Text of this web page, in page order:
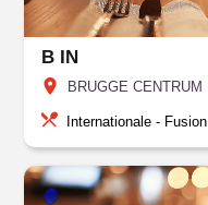
B IN
BRUGGE CENTRUM
Internationale - Fusion